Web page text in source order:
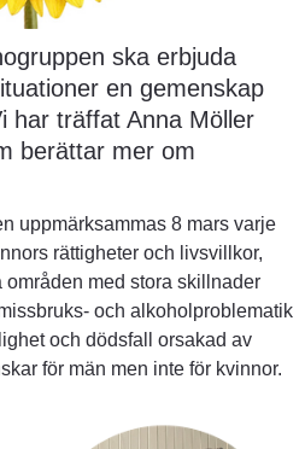
ska erbjuda
en gemenskap
har träffat Anna Möller
berättar mer om
uppmärksammas 8 mars varje
rättigheter och livsvillkor,
områden med stora skillnader
och alkoholproblematik
och dödsfall orsakad av
för män men inte för kvinnor.